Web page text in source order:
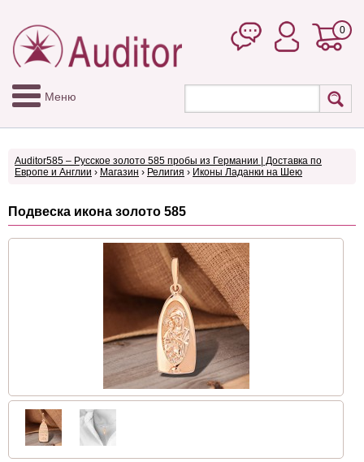
0
Меню
Auditor585 – Русское золото 585 пробы из Германии | Доставка по
Европе и Англии › Магазин › Религия › Иконы Ладанки на Шею
Подвеска икона золото 585